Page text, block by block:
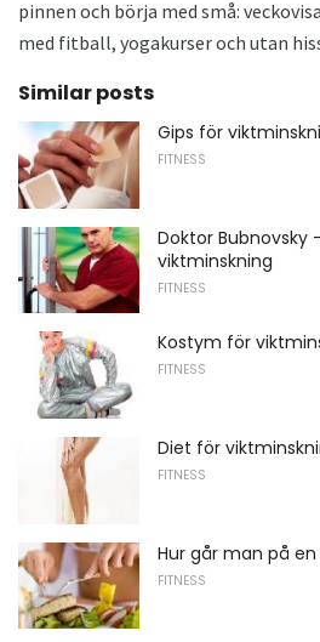
pinnen och börja med små:
med fitball, yogakurser och utan
Similar posts
Gips för
FITNESS
Doktor Bubnovsky
viktminskning
FITNESS
Kostym för
FITNESS
Diet för
FITNESS
Hur går man på
FITNESS